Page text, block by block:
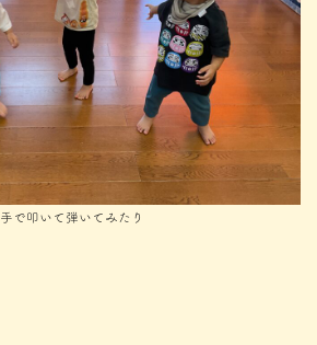
手で叩いて弾いてみたり